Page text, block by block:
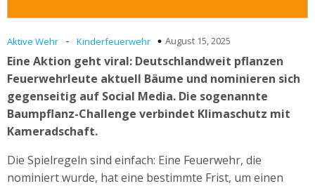
Aktive Wehr - Kinderfeuerwehr August 15, 2025
Eine Aktion geht viral: Deutschlandweit pflanzen
Feuerwehrleute aktuell Bäume und nominieren sich
gegenseitig auf Social Media. Die sogenannte
Baumpflanz-Challenge verbindet Klimaschutz mit
Kameradschaft.
Die Spielregeln sind einfach: Eine Feuerwehr, die
nominiert wurde, hat eine bestimmte Frist, um einen